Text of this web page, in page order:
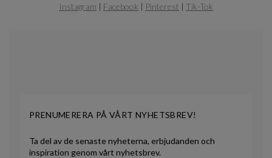
Instagram | Facebook | Pinterest | Tik-Tok
PRENUMERERA PÅ VÅRT NYHETSBREV!
Ta del av de senaste nyheterna, erbjudanden och
inspiration genom vårt nyhetsbrev.